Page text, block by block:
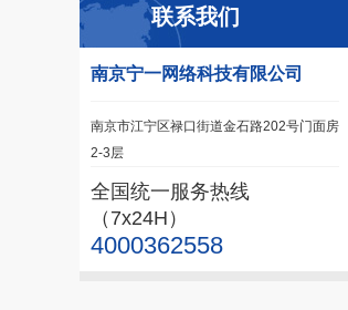
联系我们
南京宁一网络科技有限公司
南京市江宁区禄口街道金石路202号门面房
2-3层
全国统一服务热线
（7x24H）
4000362558